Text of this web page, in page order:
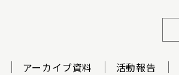
アーカイブ資料 活動報告